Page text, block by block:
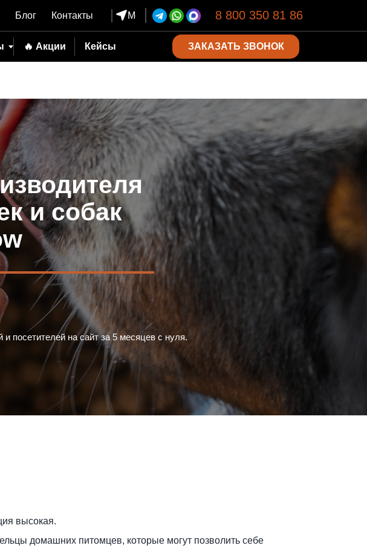
Блог Контакты Москва 8 800 350 81 86
🔥 Акции Кейсы ЗАКАЗАТЬ ЗВОНОК
и собак
посетителей на сайт за 5 месяцев с нуля.
высокая.
домашних питомцев, которые могут позволить себе